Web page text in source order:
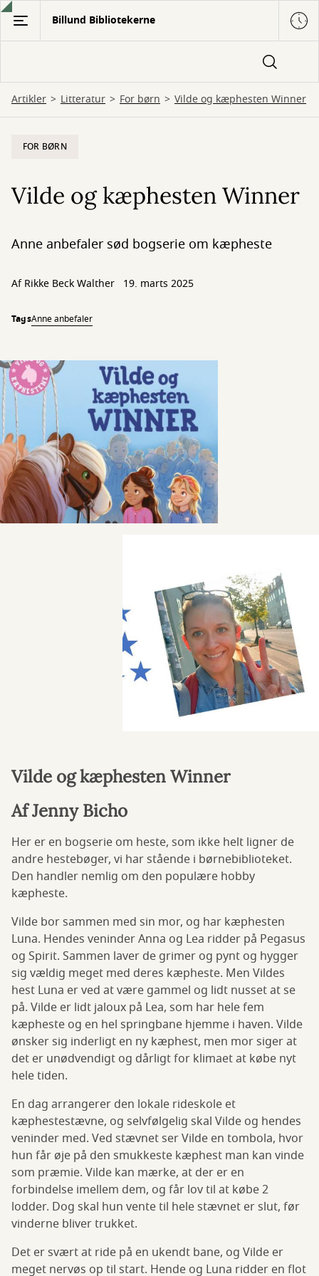
Gå
hovedindhold
Billund Bibliotekerne
Artikler Litteratur For børn Vilde og kæphesten Winner
FOR BØRN
Vilde og kæphesten Winner
Anne anbefaler sød bogserie om kæpheste
AfRikke Beck Walther 19. marts 2025
TagsAnne anbefaler
Vilde og kæphesten Winner
Af Jenny Bicho
Her er en bogserie om heste, som ikke helt ligner de
andre hestebøger, vi har stående i børnebiblioteket.
Den handler nemlig om den populære hobby
kæpheste.
Vilde bor sammen med sin mor, og har kæphesten
Luna. Hendes veninder Anna og Lea ridder på Pegasus
og Spirit. Sammen laver de grimer og pynt og hygger
sig vældig meget med deres kæpheste. Men Vildes
hest Luna er ved at være gammel og lidt nusset at se
på. Vilde er lidt jaloux på Lea, som har hele fem
kæpheste og en hel springbane hjemme i haven. Vilde
ønsker sig inderligt en ny kæphest, men mor siger at
det er unødvendigt og dårligt for klimaet at købe nyt
hele tiden.
En dag arrangerer den lokale rideskole et
kæphestestævne, og selvfølgelig skal Vilde og hendes
veninder med. Ved stævnet ser Vilde en tombola, hvor
hun får øje på den smukkeste kæphest man kan vinde
som præmie. Vilde kan mærke, at der er en
forbindelse imellem dem, og får lov til at købe 2
lodder. Dog skal hun vente til hele stævnet er slut, før
vinderne bliver trukket.
Det er svært at ride på en ukendt bane, og Vilde er
meget nervøs op til start. Hende og Luna ridder en flot